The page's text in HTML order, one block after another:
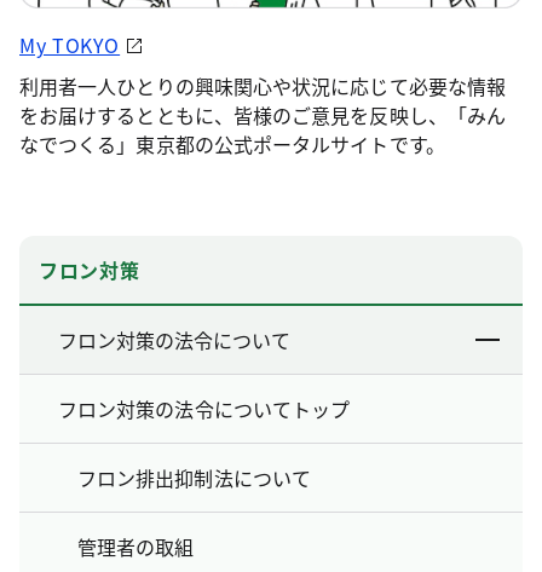
My TOKYO
利用者一人ひとりの興味関心や状況に応じて必要な情報
をお届けするとともに、皆様のご意見を反映し、「みん
なでつくる」東京都の公式ポータルサイトです。
フロン対策
フロン対策の法令について
フロン対策の法令についてトップ
フロン排出抑制法について
管理者の取組